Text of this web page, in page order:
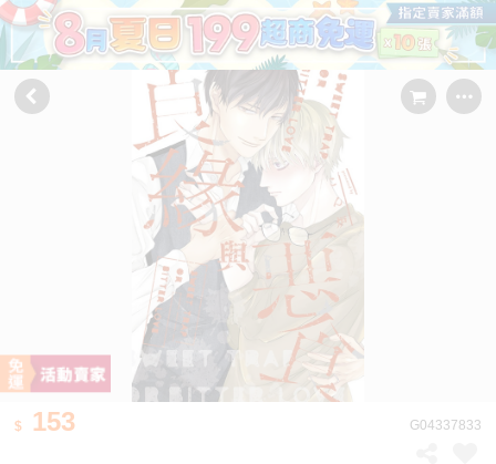
153 G04337833